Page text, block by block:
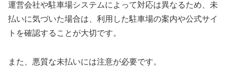
運営会社や駐車場システムによって対応は異なるため、未
払いに気づいた場合は、利用した駐車場の案内や公式サイ
トを確認することが大切です。
また、悪質な未払いには注意が必要です。